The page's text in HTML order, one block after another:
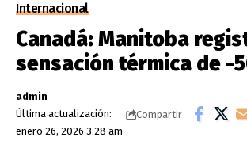
Internacional
Canadá: Manitoba
sensación térmica de -
Última actualización:
enero 26, 2026 3:28 am
admin
Compartir